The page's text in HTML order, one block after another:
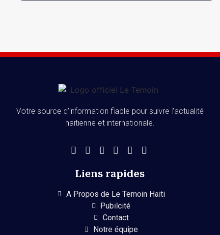
Votre source d’information fiable pour suivre l’actualité
haïtienne et internationale.
Liens rapides
A Propos de Le Temoin Haiti
Pubilcité
Contact
Notre équipe